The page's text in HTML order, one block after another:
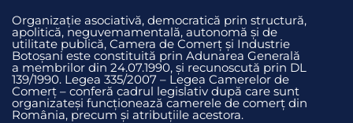
Organizație asociativă, democratică prin structură,
apolitică, neguvemamentală, autonomă și de
utilitate publică, Camera de Comerț și Industrie
Botoșani este constituită prin Adunarea Generală
a membrilor din 24.07.1990, și recunoscută prin DL
139/1990. Legea 335/2007 – Legea Camerelor de
Comerț – conferă cadrul legislativ după care sunt
organizateși funcționează camerele de comerț din
România, precum și atribuțiile acestora.